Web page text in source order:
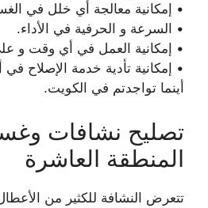
• إمكانية معالجة أي خلل في
• السرعة و الحرفية في الأداء.
• إمكانية العمل في أي وقت و
• إمكانية تأدية خدمة الإصلاح
أينما تواجدتم في الكويت.
تصليح نشافات
المنطقة العاشرة
تتعرض النشافة للكثير من